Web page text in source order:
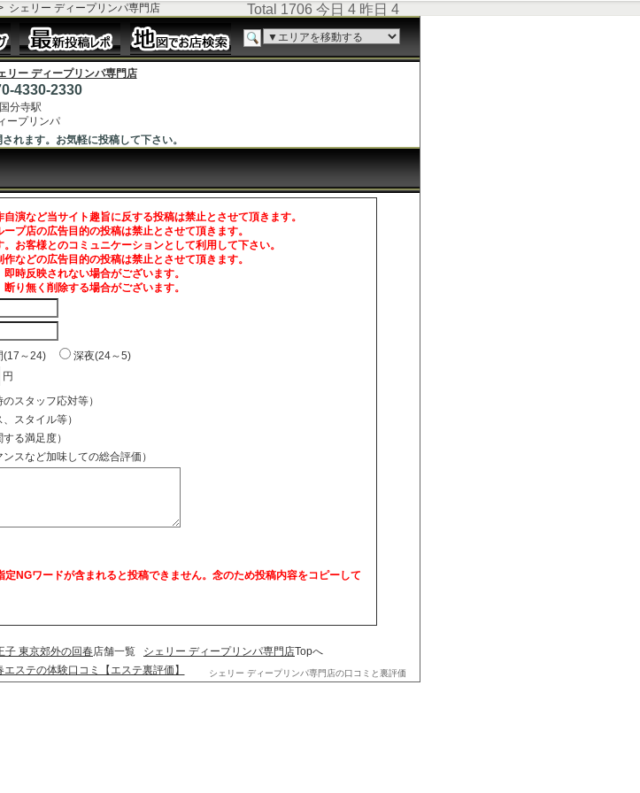
シェリー ディープリンパ専門店 Total 1706 今日 4 昨日 4
シェリー ディープリンパ専門店の口コミと裏評価
リー ディープリンパ専門店
4330-2330
分寺駅
ープリンパ
れます。お気軽に投稿して下さい。
演など当サイト趣旨に反する投稿は禁止とさせて頂きます。
プ店の広告目的の投稿は禁止とさせて頂きます。
お客様とのコミュニケーションとして利用して下さい。
などの広告目的の投稿は禁止とさせて頂きます。
時反映されない場合がございます。
り無く削除する場合がございます。
(17～24)
深夜(24～5)
円
スタッフ応対等）
スタイル等）
る満足度）
スなど加味しての総合評価）
NGワードが含まれると投稿できません。念のため投稿内容をコピーして
子 東京郊外の回春店舗一覧 シェリー ディープリンパ専門店Topへ
ステの体験口コミ【エステ裏評価】